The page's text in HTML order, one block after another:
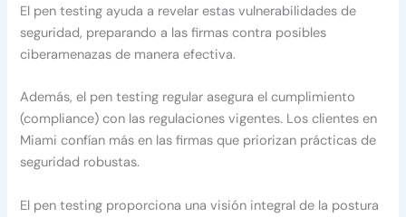
El pen testing ayuda a revelar estas vulnerabilidades de
seguridad, preparando a las firmas contra posibles
ciberamenazas de manera efectiva.
Además, el pen testing regular asegura el cumplimiento
(compliance) con las regulaciones vigentes. Los clientes en
Miami confían más en las firmas que priorizan prácticas de
seguridad robustas.
El pen testing proporciona una visión integral de la postura